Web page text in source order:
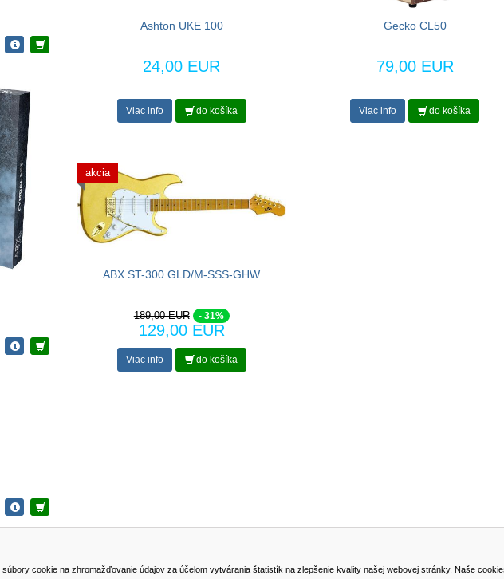
cookie na zhromažďovanie údajov za účelom vytvárania štatistík na zlepšenie kvality našej webovej stránky. Naše
Ashton UKE 100
24,00 EUR
Viac info do košíka
Gecko CL50
79,00 EUR
Viac info do košíka
akcia
ABX ST-300 GLD/M-SSS-GHW
189,00 EUR - 31%
129,00 EUR
Viac info do košíka